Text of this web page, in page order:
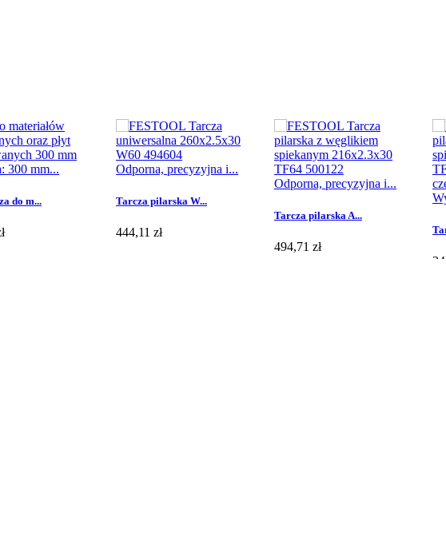
300 mm...
do m...
Odporna, precyzyjna i...
Tarcza pilarska W...
444,11 zł
Odporna, precyzyjna i...
Tarcza pilarska A...
494,71 zł